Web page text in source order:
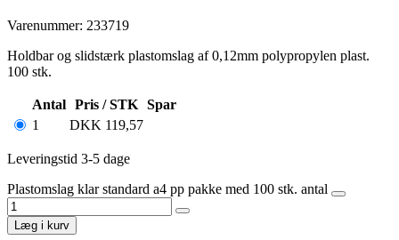
Varenummer: 233719
Holdbar og slidstærk plastomslag af 0,12mm polypropylen plast.
100 stk.
Antal Pris / STK Spar
1
DKK 119,57
Leveringstid 3-5 dage
Plastomslag klar standard a4 pp pakke med 100 stk. antal
Læg i kurv